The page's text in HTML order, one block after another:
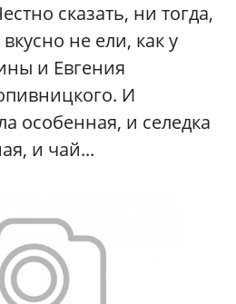
сказать, ни тогда,
не ели, как у
и Евгения
И
особенная, и селедка
и чай...